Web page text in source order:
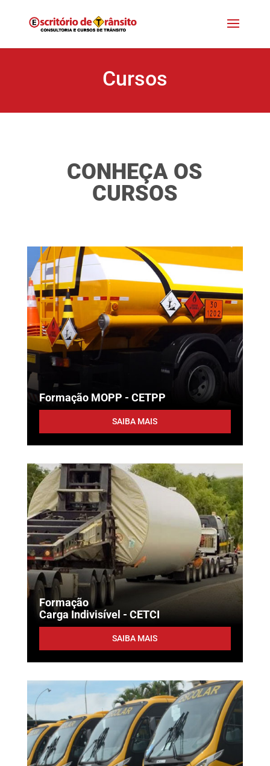
Cursos
CONHEÇA OS
CURSOS
Formação MOPP - CETPP
SAIBA MAIS
Formação
Carga Indivisível - CETCI
SAIBA MAIS